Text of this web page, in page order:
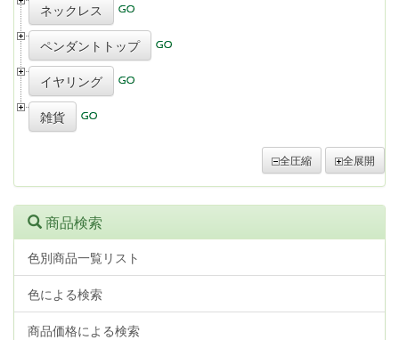
ネックレス
ペンダントトップ
イヤリング
雑貨
全圧縮 全展開
商品検索
色別商品一覧リスト
色による検索
商品価格による検索